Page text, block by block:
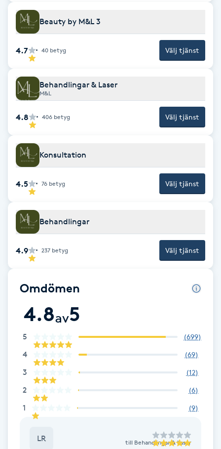
Cryoterapi
Damklippning
Dermapen
Diamantslipning
Enzympeeling
Extensions
Extensions borttagning
Eyeliner-tatuering
Face framing
Faceliftmassage
Fet hårbotten
Fettreducering
Fibromassage
Fillers
Beauty by M&L 3
4.7 40 betyg Välj tjänst
Behandlingar & Laser
M&L
4.8 406 betyg Välj tjänst
Konsultation
4.5 76 betyg Välj tjänst
Behandlingar
4.9 237 betyg Välj tjänst
Omdömen
4.8av5
5 (699)
4 (69)
3 (12)
2 (6)
1 (9)
LR till Behandlingar & Laser